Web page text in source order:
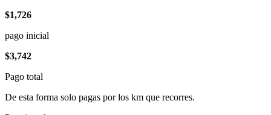
$1,726
pago inicial
$3,742
Pago total
De esta forma solo pagas por los km que recorres.